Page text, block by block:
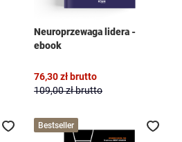
Neuroprzewaga lidera -
ebook
76,30 zł brutto
109,00 złbrutto
Dodaj do ulubionych
Bestseller